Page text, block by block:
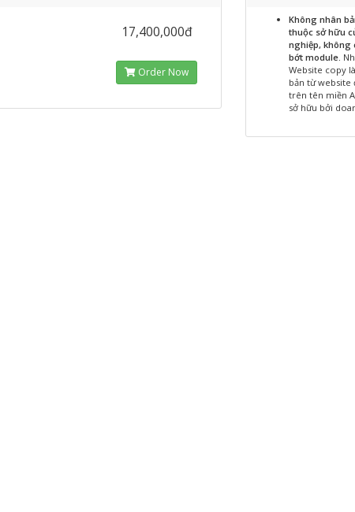
17,400,000đ
Order Now
Không nhân
thuộc sở hữu
nghiệp, không
bớt module.
Website copy
bản từ website
trên tên miền
sở hữu bởi